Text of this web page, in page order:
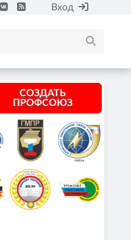
Вход
СОЗДАТЬ
ПРОФСОЮЗ